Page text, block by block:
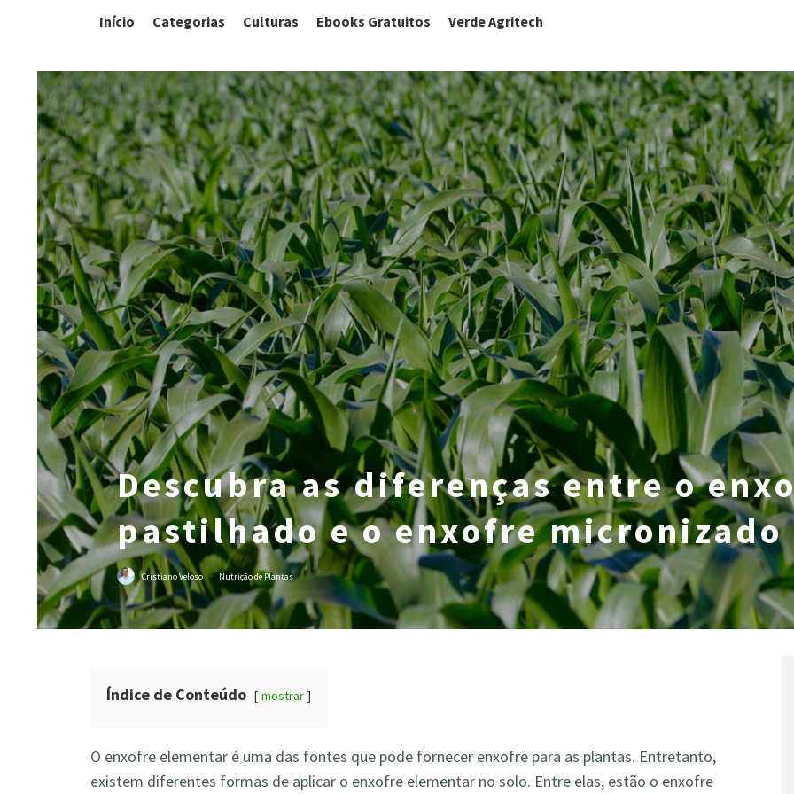
Início Categorias Culturas Ebooks Gratuitos Verde Agritech
Descubra as diferenças entre o
pastilhado e o enxofre micronizado
Cristiano Veloso · Nutrição de Plantas
Índice de Conteúdo mostrar
O enxofre elementar é uma das fontes que pode fornecer enxofre para as plantas. Entretanto,
existem diferentes formas de aplicar o enxofre elementar no solo. Entre elas, estão o enxofre